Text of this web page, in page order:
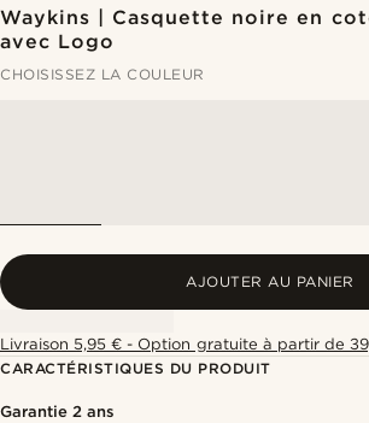
Waykins | Casquette noire en
avec Logo
CHOISISSEZ LA COULEUR
AJOUTER AU PANIER
Livraison 5,95 € - Option gratuite à partir de
CARACTÉRISTIQUES DU PRODUIT
Garantie 2 ans